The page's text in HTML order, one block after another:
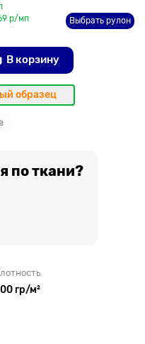
р/мп
Выбрать рулон
В корзину
образец
по ткани?
гр/м²